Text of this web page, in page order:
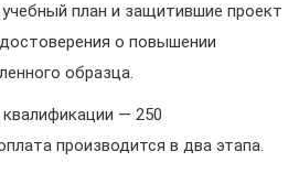
план и защитившие проект
о повышении
образца.
— 250
производится в два этапа.